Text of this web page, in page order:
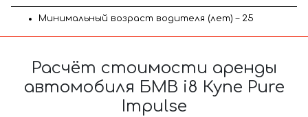
Минимальный возраст водителя (лет) – 25
Расчёт стоимости аренды
автомобиля БМВ i8 Купе Pure
Impulse